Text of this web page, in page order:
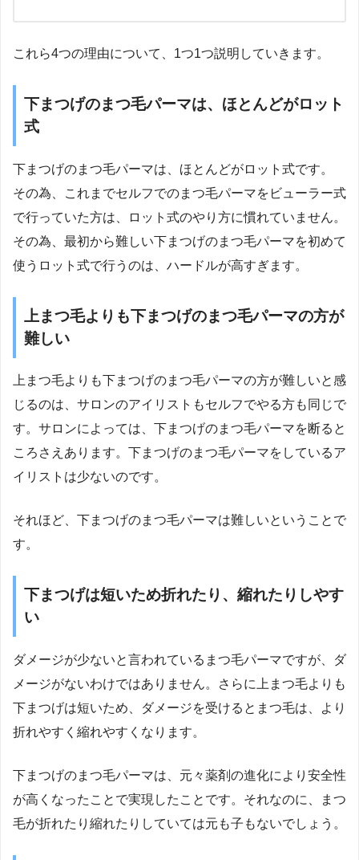
これら4つの理由について、1つ1つ説明していきます。
下まつげのまつ毛パーマは、ほとんどがロット
式
下まつげのまつ毛パーマは、ほとんどがロット式です。
その為、これまでセルフでのまつ毛パーマをビューラー式
で行っていた方は、ロット式のやり方に慣れていません。
その為、最初から難しい下まつげのまつ毛パーマを初めて
使うロット式で行うのは、ハードルが高すぎます。
上まつ毛よりも下まつげのまつ毛パーマの方が
難しい
上まつ毛よりも下まつげのまつ毛パーマの方が難しいと感
じるのは、サロンのアイリストもセルフでやる方も同じで
す。サロンによっては、下まつげのまつ毛パーマを断ると
ころさえあります。下まつげのまつ毛パーマをしているア
イリストは少ないのです。
それほど、下まつげのまつ毛パーマは難しいということで
す。
下まつげは短いため折れたり、縮れたりしやす
い
ダメージが少ないと言われているまつ毛パーマですが、ダ
メージがないわけではありません。さらに上まつ毛よりも
下まつげは短いため、ダメージを受けるとまつ毛は、より
折れやすく縮れやすくなります。
下まつげのまつ毛パーマは、元々薬剤の進化により安全性
が高くなったことで実現したことです。それなのに、まつ
毛が折れたり縮れたりしていては元も子もないでしょう。